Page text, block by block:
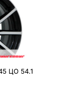
ЦО 54.1